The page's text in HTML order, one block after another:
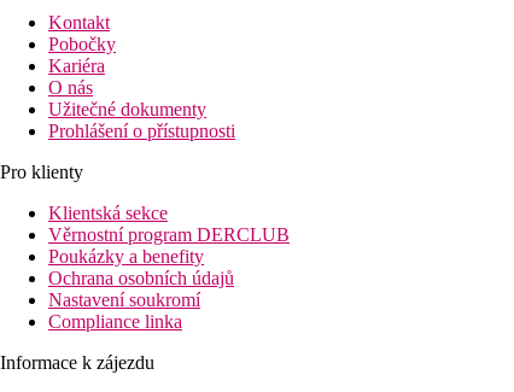
Kontakt
Pobočky
Kariéra
O nás
Užitečné dokumenty
Prohlášení o přístupnosti
Pro klienty
Klientská sekce
Věrnostní program DERCLUB
Poukázky a benefity
Ochrana osobních údajů
Nastavení soukromí
Compliance linka
Informace k zájezdu